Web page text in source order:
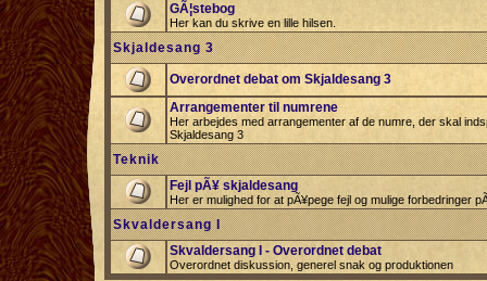
GÃ¦stebog
Her kan du skrive en lille hilsen.
Skjaldesang 3
Overordnet debat om Skjaldesang 3
Arrangementer til numrene
Her arbejdes med arrangementer af de numre, der skal
Skjaldesang 3
Teknik
Fejl pÃ¥ skjaldesang
Her er mulighed for at pÃ¥pege fejl og mulige forbedringer
Skvaldersang I
Skvaldersang I - Overordnet debat
Overordnet diskussion, generel snak og produktionen